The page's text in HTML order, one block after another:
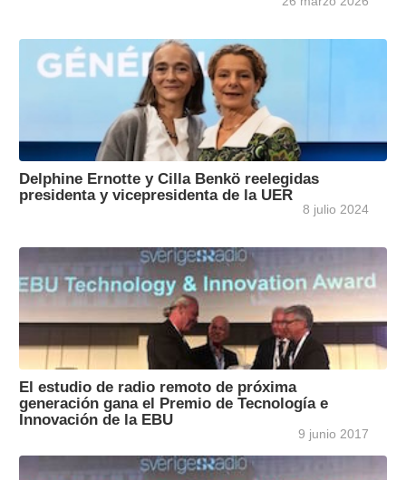
Delphine Ernotte y Cilla Benkö reelegidas
presidenta y vicepresidenta de la UER
8 julio 2024
El estudio de radio remoto de próxima
generación gana el Premio de Tecnología e
Innovación de la EBU
9 junio 2017